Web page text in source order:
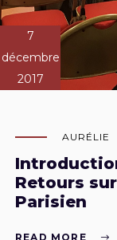
7
décembre
2017
AURÉLIE
Retours
Parisien
READ MORE